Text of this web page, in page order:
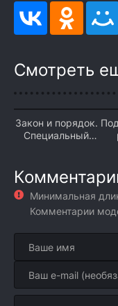
Смотреть
Закон и порядок.
Специальный
Минимальная
Комментарии